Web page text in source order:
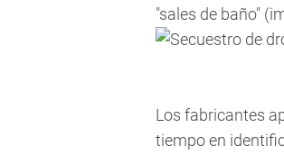
"sales de baño"
Los fabricantes
tiempo en